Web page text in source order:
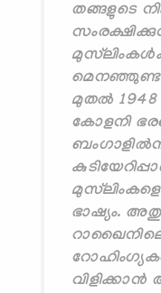
തങ്ങളുടെ
മുതല്‍ 1948
കോളനി
ഭാഷ്യം.
വിളിക്കാന്‍